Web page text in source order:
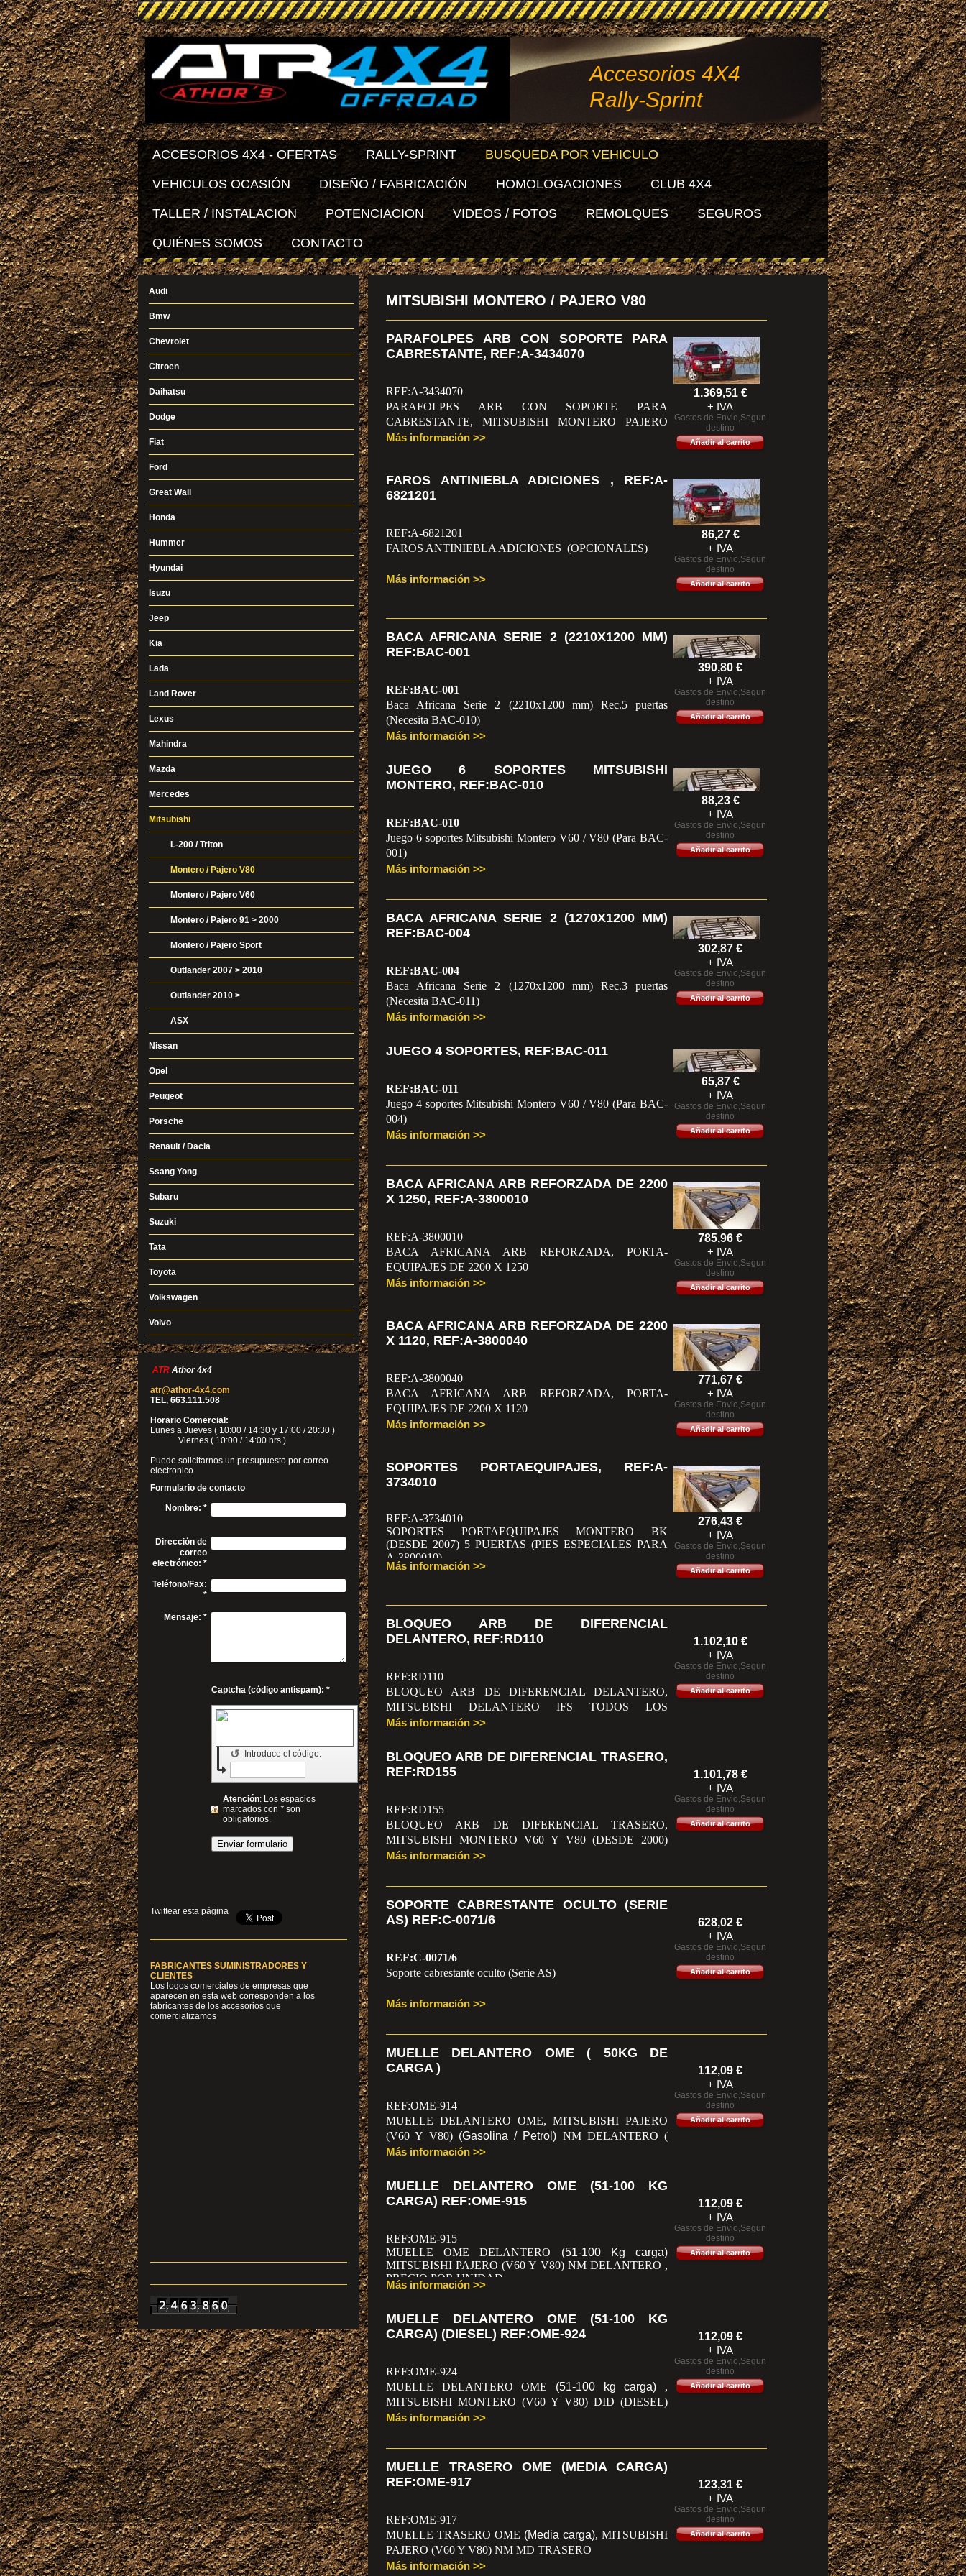
Accesorios 4X4
Rally-Sprint
ACCESORIOS 4X4 - OFERTAS RALLY-SPRINT BUSQUEDA POR VEHICULO
VEHICULOS OCASIÓN DISEÑO / FABRICACIÓN HOMOLOGACIONES CLUB 4X4
TALLER / INSTALACION POTENCIACION VIDEOS / FOTOS REMOLQUES SEGUROS
QUIÉNES SOMOS CONTACTO
MITSUBISHI MONTERO / PAJERO V80
1.369,51€
+ IVA
Gastos de Envio,Segun
destino
Añadir al carrito
PARAFOLPES ARB CON SOPORTE PARA
CABRESTANTE, REF:A-3434070
REF:A-3434070
PARAFOLPES ARB CON SOPORTE PARA
CABRESTANTE, MITSUBISHI MONTERO PAJERO
2007 V-80 (BK)
Más información >>
86,27€
+ IVA
Gastos de Envio,Segun
destino
Añadir al carrito
FAROS ANTINIEBLA ADICIONES , REF:A-
6821201
REF:A-6821201
FAROS ANTINIEBLA ADICIONES (OPCIONALES)
Más información >>
390,80 €
+ IVA
Gastos de Envio,Segun
destino
Añadir al carrito
BACA AFRICANA SERIE 2 (2210X1200 MM)
REF:BAC-001
REF:BAC-001
Baca Africana Serie 2 (2210x1200 mm) Rec.5 puertas
(Necesita BAC-010)
Más información >>
88,23€
+ IVA
Gastos de Envio,Segun
destino
Añadir al carrito
JUEGO 6 SOPORTES MITSUBISHI
MONTERO, REF:BAC-010
REF:BAC-010
Juego 6 soportes Mitsubishi Montero V60 / V80 (Para BAC-
001)
Más información >>
302,87 €
+ IVA
Gastos de Envio,Segun
destino
Añadir al carrito
BACA AFRICANA SERIE 2 (1270X1200 MM)
REF:BAC-004
REF:BAC-004
Baca Africana Serie 2 (1270x1200 mm) Rec.3 puertas
(Necesita BAC-011)
Más información >>
65,87€
+ IVA
Gastos de Envio,Segun
destino
Añadir al carrito
JUEGO 4 SOPORTES, REF:BAC-011
REF:BAC-011
Juego 4 soportes Mitsubishi Montero V60 / V80 (Para BAC-
004)
Más información >>
785,96 €
+ IVA
Gastos de Envio,Segun
destino
Añadir al carrito
BACA AFRICANA ARB REFORZADA DE 2200
X 1250, REF:A-3800010
REF:A-3800010
BACA AFRICANA ARB REFORZADA, PORTA-
EQUIPAJES DE 2200 X 1250
Más información >>
771,67 €
+ IVA
Gastos de Envio,Segun
destino
Añadir al carrito
BACA AFRICANA ARB REFORZADA DE 2200
X 1120, REF:A-3800040
REF:A-3800040
BACA AFRICANA ARB REFORZADA, PORTA-
EQUIPAJES DE 2200 X 1120
Más información >>
276,43 €
+ IVA
Gastos de Envio,Segun
destino
Añadir al carrito
SOPORTES PORTAEQUIPAJES, REF:A-
3734010
REF:A-3734010
SOPORTES PORTAEQUIPAJES MONTERO BK
(DESDE 2007) 5 PUERTAS (PIES ESPECIALES PARA
A-3800010)
Más información >>
1.102,10€
+ IVA
Gastos de Envio,Segun
destino
Añadir al carrito
BLOQUEO ARB DE DIFERENCIAL
DELANTERO, REF:RD110
REF:RD110
BLOQUEO ARB DE DIFERENCIAL DELANTERO,
MITSUBISHI DELANTERO IFS TODOS LOS
MODELOS (PALIER 28 ESTRIAS)
Más información >>
1.101,78€
+ IVA
Gastos de Envio,Segun
destino
Añadir al carrito
BLOQUEO ARB DE DIFERENCIAL TRASERO,
REF:RD155
REF:RD155
BLOQUEO ARB DE DIFERENCIAL TRASERO,
MITSUBISHI MONTERO V60 Y V80 (DESDE 2000)
TRASERO
Más información >>
628,02 €
+ IVA
Gastos de Envio,Segun
destino
Añadir al carrito
SOPORTE CABRESTANTE OCULTO (SERIE
AS) REF:C-0071/6
REF:C-0071/6
Soporte cabrestante oculto (Serie AS)
Más información >>
112,09 €
+ IVA
Gastos de Envio,Segun
destino
Añadir al carrito
MUELLE DELANTERO OME ( 50KG DE
CARGA )
REF:OME-914
MUELLE DELANTERO OME, MITSUBISHI PAJERO
(V60 Y V80) (Gasolina / Petrol) NM DELANTERO (
50KG DE CARGA )PRECIO POR UNIDAD
Más información >>
112,09 €
+ IVA
Gastos de Envio,Segun
destino
Añadir al carrito
MUELLE DELANTERO OME (51-100 KG
CARGA) REF:OME-915
REF:OME-915
MUELLE OME DELANTERO
(51-100 Kg carga)
MITSUBISHI PAJERO (V60 Y V80) NM DELANTERO ,
PRECIO POR UNIDAD
Más información >>
112,09 €
+ IVA
Gastos de Envio,Segun
destino
Añadir al carrito
MUELLE DELANTERO OME (51-100 KG
CARGA) (DIESEL) REF:OME-924
REF:OME-924
MUELLE DELANTERO OME
(51-100 kg carga)
,
MITSUBISHI MONTERO (V60 Y V80) DID (DIESEL)
DELANTERO, PRECIO POR UNIDAD
Más información >>
123,31 €
+ IVA
Gastos de Envio,Segun
destino
Añadir al carrito
MUELLE TRASERO OME (MEDIA CARGA)
REF:OME-917
REF:OME-917
MUELLE TRASERO OME (Media carga), MITSUBISHI
PAJERO (V60 Y V80) NM MD TRASERO
Más información >>
Audi
Bmw
Chevrolet
Citroen
Daihatsu
Dodge
Fiat
Ford
Great Wall
Honda
Hummer
Hyundai
Isuzu
Jeep
Kia
Lada
Land Rover
Lexus
Mahindra
Mazda
Mercedes
Mitsubishi
L-200 / Triton
Montero / Pajero V80
Montero / Pajero V60
Montero / Pajero 91 > 2000
Montero / Pajero Sport
Outlander 2007 > 2010
Outlander 2010 >
ASX
Nissan
Opel
Peugeot
Porsche
Renault / Dacia
Ssang Yong
Subaru
Suzuki
Tata
Toyota
Volkswagen
Volvo
ATR Athor 4x4
atr@athor-4x4.com
TEL, 663.111.508
Horario Comercial:
Lunes a Jueves ( 10:00 / 14:30 y 17:00 / 20:30 )
Viernes ( 10:00 / 14:00 hrs )
Puede solicitarnos un presupuesto por correo
electronico
Formulario de contacto
Nombre: *
Dirección de
correo
electrónico: *
Teléfono/Fax:
*
Mensaje: *
Captcha (código antispam): *
Introduce el código.
↺
Atención: Los espacios
marcados con *son
obligatorios.
Twittear esta página
FABRICANTES SUMINISTRADORES Y
CLIENTES
Los logos comerciales de empresas que
aparecen en esta web corresponden a los
fabricantes de los accesorios que
comercializamos